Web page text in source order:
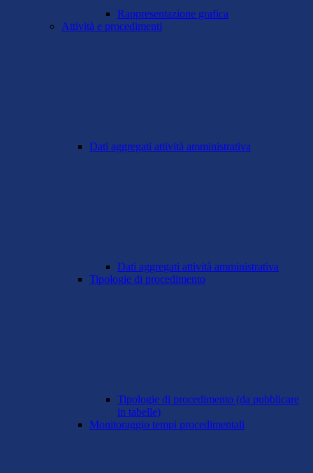
Rappresentazione grafica
Attività e procedimenti
Dati aggregati attività amministrativa
Dati aggregati attività amministrativa
Tipologie di procedimento
Tipologie di procedimento (da pubblicare
in tabelle)
Monitoraggio tempi procedimentali